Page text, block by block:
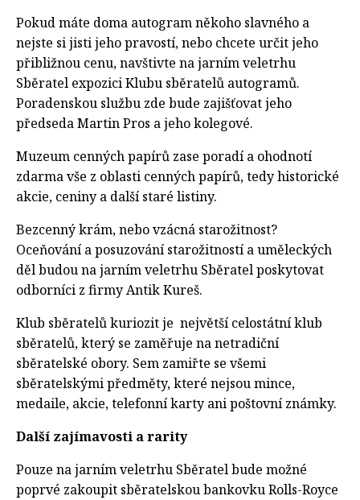
Pokud máte doma autogram někoho slavného a
nejste si jisti jeho pravostí, nebo chcete určit jeho
přibližnou cenu, navštivte na jarním veletrhu
Sběratel expozici Klubu sběratelů autogramů.
Poradenskou službu zde bude zajišťovat jeho
předseda Martin Pros a jeho kolegové.
Muzeum cenných papírů zase poradí a ohodnotí
zdarma vše z oblasti cenných papírů, tedy historické
akcie, ceniny a další staré listiny.
Bezcenný krám, nebo vzácná starožitnost?
Oceňování a posuzování starožitností a uměleckých
děl budou na jarním veletrhu Sběratel poskytovat
odborníci z firmy Antik Kureš.
Klub sběratelů kuriozit je největší celostátní klub
sběratelů, který se zaměřuje na netradiční
sběratelské obory. Sem zamiřte se všemi
sběratelskými předměty, které nejsou mince,
medaile, akcie, telefonní karty ani poštovní známky.
Další zajímavosti a rarity
Pouze na jarním veletrhu Sběratel bude možné
poprvé zakoupit sběratelskou bankovku Rolls-Royce